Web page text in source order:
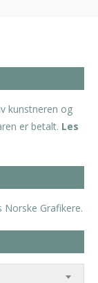
kunstneren og
er betalt. Les
Grafikere.